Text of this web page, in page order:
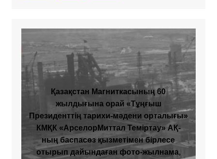
Қазақстан Магниткасының 60
жылдығына орай «Тұңғыш
Президенттің тарихи-мәдени орталығы»
КМҚК «АрселорМиттал Теміртау» АҚ-
ның баспасөз қызметімен бірлесе
отырып дайындаған фото-жылнама,